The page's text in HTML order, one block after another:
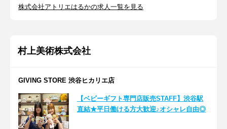
株式会社アトリエはるかの求人一覧を見る
村上美術株式会社
GIVING STORE 渋谷ヒカリエ店
【ベビーギフト専門店販売STAFF】渋谷駅
直結★平日働ける方大歓迎♪オシャレ自由◎